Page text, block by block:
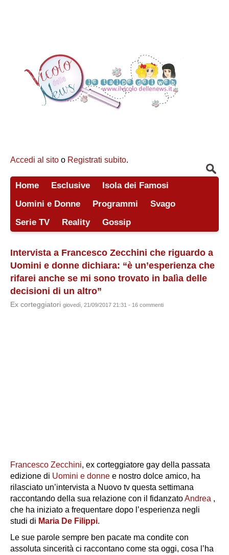
Accedi al sito o Registrati subito.
Home Esclusive
Isola dei Famosi
Uomini e Donne
Programmi
Svago
Serie TV
Reality Gossip
Intervista a Francesco Zecchini che riguardo a
Uomini e donne dichiara: “è un’esperienza che
rifarei anche se mi sono trovato in balìa delle
decisioni di un altro”
Ex corteggiatori giovedì, 21/09/2017 21:31 - 16 commenti
Francesco Zecchini, ex corteggiatore gay della passata
edizione di Uomini e donne e nostro dolce amico, ha
rilasciato un’intervista a Nuovo tv questa settimana
raccontando della sua relazione con il fidanzatoAndrea ,
che ha iniziato a frequentare dopo l’esperienza negli
studi di Maria De Filippi.
Le sue parole sempre ben pacate ma condite con
assoluta sincerità ci raccontano come sta oggi, cosa l’ha